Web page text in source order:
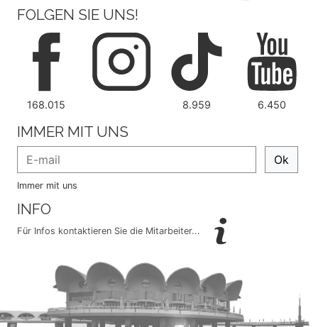
FOLGEN SIE UNS!
168.015 8.959 6.450
IMMER MIT UNS
Ok
Immer mit uns
INFO
Für Infos kontaktieren Sie die Mitarbeiter...